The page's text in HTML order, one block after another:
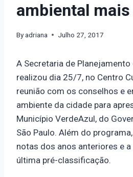
ambiental
Byadriana Julho 27, 2017
A Secretaria de
realizou dia 25/7, no Centro
reunião com os conselhos e
ambiente da cidade para
Município VerdeAzul, do
São Paulo. Além do
notas dos anos anteriores e
última pré-classificação.